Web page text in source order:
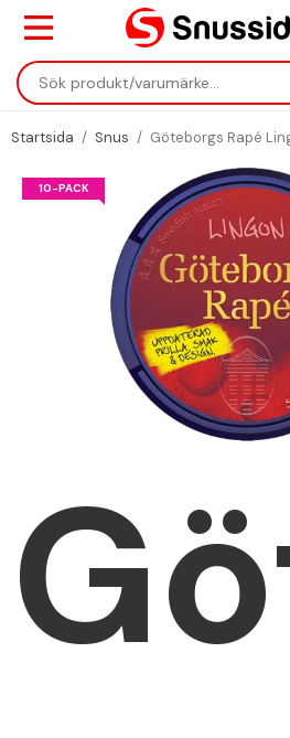
Startsida / Snus / Göteborgs Rapé
10-PACK